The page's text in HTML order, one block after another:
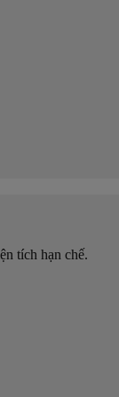
tích hạn chế.